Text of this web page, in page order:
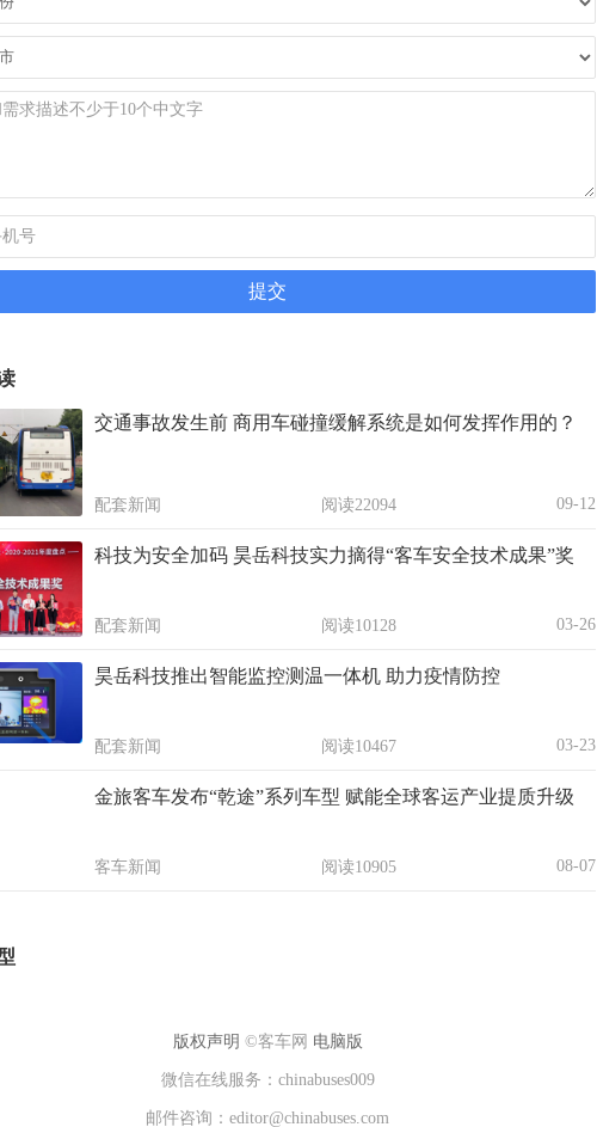
交通事故发生前 商用车碰撞缓解系统是如何发挥作用的？
配套新闻 阅读22094 09-12
科技为安全加码 昊岳科技实力摘得“客车安全技术成果”奖
配套新闻 阅读10128 03-26
昊岳科技推出智能监控测温一体机 助力疫情防控
配套新闻 阅读10467 03-23
金旅客车发布“乾途”系列车型 赋能全球客运产业提质升级
客车新闻 阅读10905 08-07
版权声明 ©客车网 电脑版
微信在线服务：chinabuses009
邮件咨询：editor@chinabuses.com